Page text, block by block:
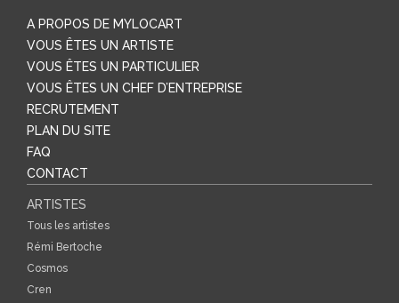
A PROPOS DE MYLOCART
VOUS ÊTES UN ARTISTE
VOUS ÊTES UN PARTICULIER
VOUS ÊTES UN CHEF D’ENTREPRISE
RECRUTEMENT
PLAN DU SITE
FAQ
CONTACT
ARTISTES
Tous les artistes
Rémi Bertoche
Cosmos
Cren